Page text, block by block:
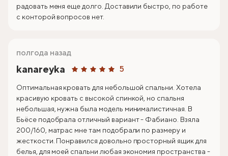
радовать меня еще долго. Доставили быстро, по работе
с конторой вопросов нет.
kanareyka 5
полгода назад
Оптимальная кровать для небольшой спальни. Хотела
красивую кровать с высокой спинкой, но спальня
небольшая, нужна была модель минималистичная. В
Бьёсе подобрала отличный вариант - Фабиано. Взяла
200/160, матрас мне там подобрали по размеру и
жесткости. Понравился довольно просторный ящик для
белья, для моей спальни любая экономия пространства -